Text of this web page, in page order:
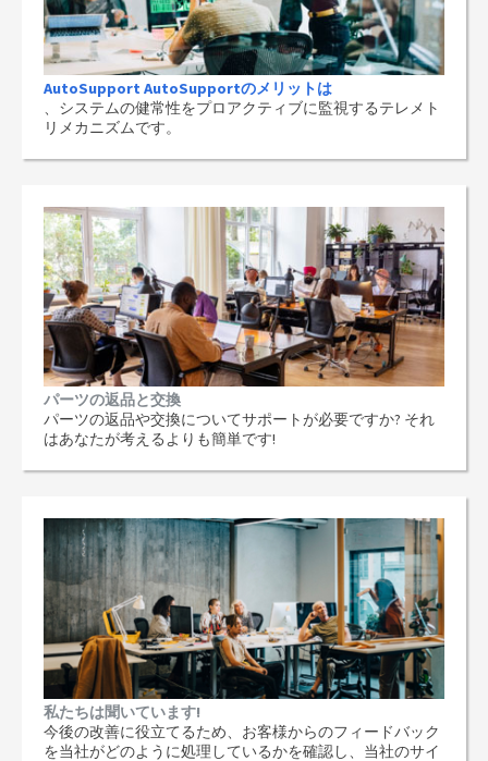
AutoSupport AutoSupportのメリットは
、システムの健常性をプロアクティブに監視するテレメト
リメカニズムです。
パーツの返品と交換
パーツの返品や交換についてサポートが必要ですか? それ
はあなたが考えるよりも簡単です!
私たちは聞いています!
今後の改善に役立てるため、お客様からのフィードバック
を当社がどのように処理しているかを確認し、当社のサイ